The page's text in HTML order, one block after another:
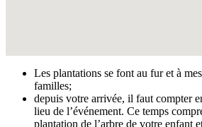
Les plantations se font au fur et à
familles;
depuis votre arrivée, il faut compter
lieu de l’événement. Ce temps
plantation de l’arbre de votre enfant